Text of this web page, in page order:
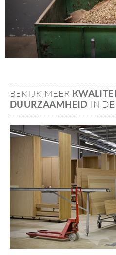
BEKIJK MEER
DUURZAAMHEID IN
Image